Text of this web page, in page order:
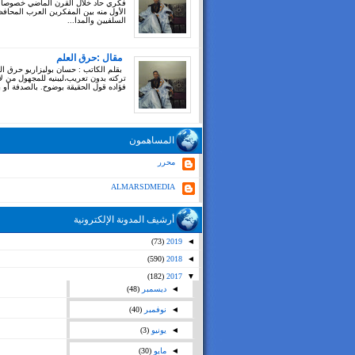
فكري حاد خلال القرن الماضي
الأول منه بين المفكرين العرب
السلفيين والمدا...
مقال :حرق العلم
بقلم الكاتب : حسان بوليزاريو حرق
تركته بدون تعريب،ليبنيه للمجهول من
فؤاده قول الحقيقة بوضوح. بالصدفة أو
المساهمون
محرر
ALMARSDMEDIA
أرشيف المدونة الإلكترونية
◄
2019
(73)
◄
2018
(590)
▼
2017
(182)
◄ ديسمبر (48)
◄ نوفمبر (40)
◄ يونيو (3)
◄ مايو (30)